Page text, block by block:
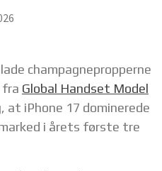
champagnepropperne
fra Global Handset Model
at iPhone 17 dominerede
i årets første tre